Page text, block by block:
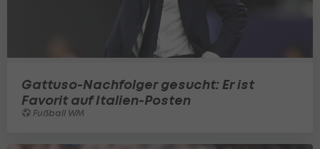
Gattuso-Nachfolger gesucht: Er ist
Favorit auf Italien-Posten
Fußball WM